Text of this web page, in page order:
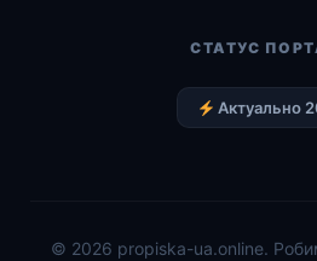
СТАТУС
Актуально
© 2026 propiska-ua.online.